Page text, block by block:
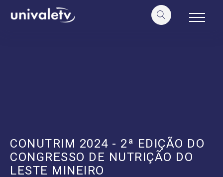
conteúdo
CONUTRIM 2024 - 2ª EDIÇÃO DO
CONGRESSO DE NUTRIÇÃO DO
LESTE MINEIRO